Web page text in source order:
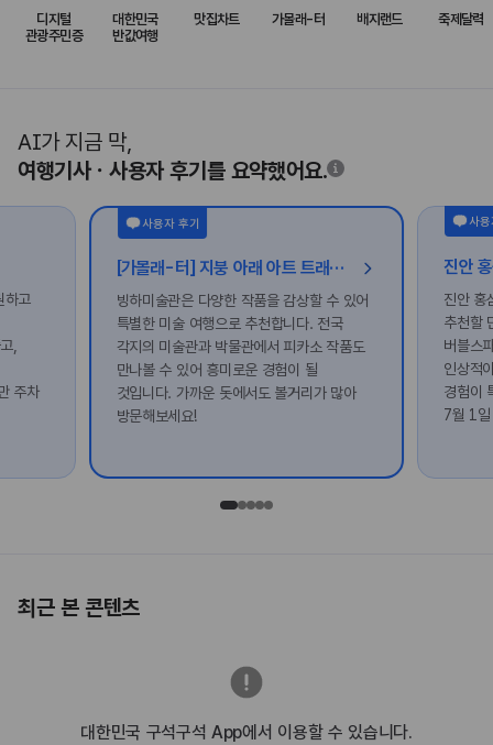
디지털
관광주민증
대한민국
반값여행
맛집차트 가볼래-터 배지랜드 축제달력
AI가 지금 막,
여행기사ㆍ사용자 후기를 요약했어요.
하고
,
주차
사용자 후기
[가볼래-터] 지붕 아래 아트 트래블, 시원한 감성 데이트
빙하미술관은 다양한 작품을 감상할 수 있어
특별한 미술 여행으로 추천합니다. 전국
각지의 미술관과 박물관에서 피카소 작품도
만나볼 수 있어 흥미로운 경험이 될
것입니다. 가까운 돗에서도 볼거리가 많아
방문해보세요!
사
진안 홍
추천할
버블스
인상적
경험이
7월 1일
최근 본 콘텐츠
대한민국 구석구석 App에서 이용할 수 있습니다.